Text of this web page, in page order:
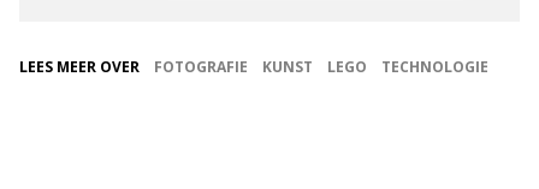
LEES MEER OVER FOTOGRAFIE KUNST LEGO TECHNOLOGIE